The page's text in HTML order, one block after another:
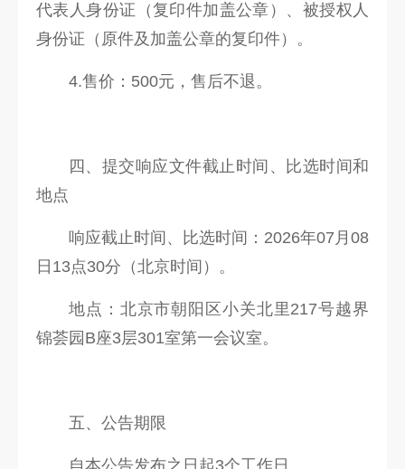
代表人身份证（复印件加盖公章）、被授权人
身份证（原件及加盖公章的复印件）。
4.售价：500元，售后不退。
四、提交响应文件截止时间、比选时间和
地点
响应截止时间、比选时间：2026年07月08
日13点30分（北京时间）。
地点：北京市朝阳区小关北里217号越界
锦荟园B座3层301室第一会议室。
五、公告期限